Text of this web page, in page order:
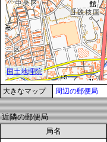
大きなマップ 周辺の郵便局
近隣の郵便局
局名